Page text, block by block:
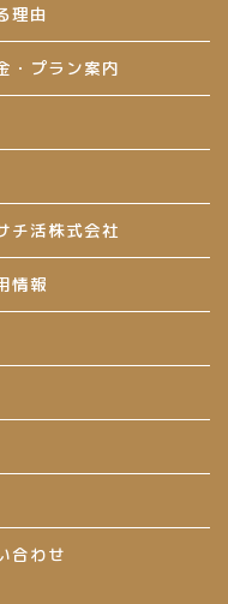
理由
・プラン案内
チ活株式会社
情報
合わせ